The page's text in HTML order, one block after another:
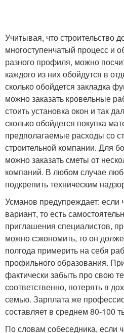
Учитывая, что строительство
многоступенчатый процесс и
разного профиля, можно
каждого из них обойдутся в
сколько обойдется закладка
можно заказать кровельные
стоить установка окон и так
сколько обойдется покупка
предполагаемые расходы со
строительной компании. Для
можно заказать сметы от
компаний. В любом случае
подкрепить техническим
Усманов предупреждает: если
вариант, то есть
приглашения специалистов,
можно сэкономить, то он
полгода примерить на себя
профильного образования.
фактически забыть про свою
соответственно, потерять в
семью. Зарплата же
составляет в среднем 80-100
По словам собеседника, если